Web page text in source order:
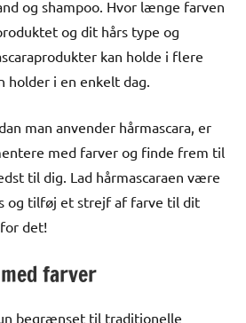
og shampoo. Hvor længe farven
og dit hårs type og
kan holde i flere
holder i en enkelt dag.
man anvender hårmascara, er
med farver og finde frem til
til dig. Lad hårmascaraen være
og tilføj et strejf af farve til dit
det!
farver
begrænset til traditionelle